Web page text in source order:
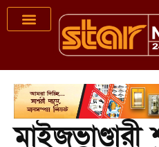
মাইজভাণ্ডারী